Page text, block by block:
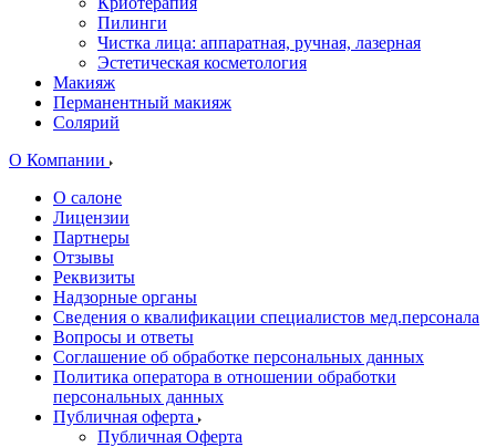
Пилинги
Чистка лица: аппаратная, ручная, лазерная
Эстетическая косметология
Макияж
Перманентный макияж
Солярий
О Компании
О салоне
Лицензии
Партнеры
Отзывы
Реквизиты
Надзорные органы
Сведения о квалификации специалистов мед.персонала
Вопросы и ответы
Соглашение об обработке персональных данных
Политика оператора в отношении обработки
персональных данных
Публичная оферта
Публичная Оферта